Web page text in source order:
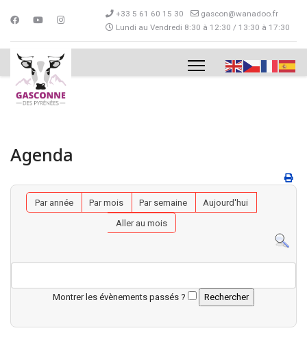
+33 5 61 60 15 30
gascon@wanadoo.fr
Lundi au Vendredi 8:30 à 12:30 / 13:30 à 17:30
Agenda
Par année Par mois Par semaine
Aujourd'hui
Aller au mois
Montrer les évènements passés ?